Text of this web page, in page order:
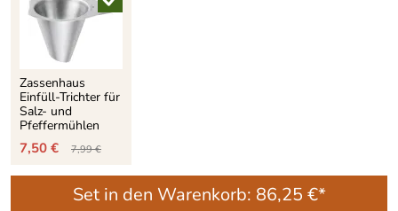
Zassenhaus
Einfüll-Trichter für
Salz- und
Pfeffermühlen
7,50 € 7,99 €
Set in den Warenkorb: 86,25 €*